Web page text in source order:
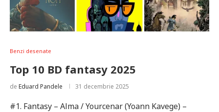
Benzi desenate
Top 10 BD fantasy 2025
de Eduard Pandele 31 decembrie 2025
#1. Fantasy – Alma / Yourcenar (Yoann Kavege) –